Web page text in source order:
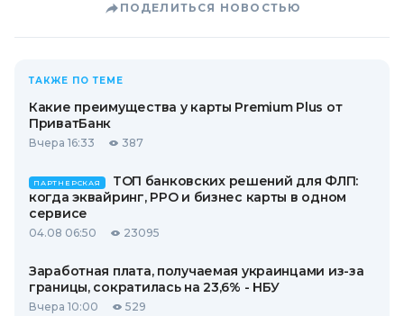
ПОДЕЛИТЬСЯ НОВОСТЬЮ
ТАКЖЕ ПО ТЕМЕ
Какие преимущества у карты Premium Plus от
ПриватБанк
Вчера 16:33 387
ПАРТНЕРСКАЯ
ТОП банковских решений для ФЛП:
когда эквайринг, РРО и бизнес карты в одном
сервисе
04.08 06:50 23095
Заработная плата, получаемая украинцами из-за
границы, сократилась на 23,6% - НБУ
Вчера 10:00 529